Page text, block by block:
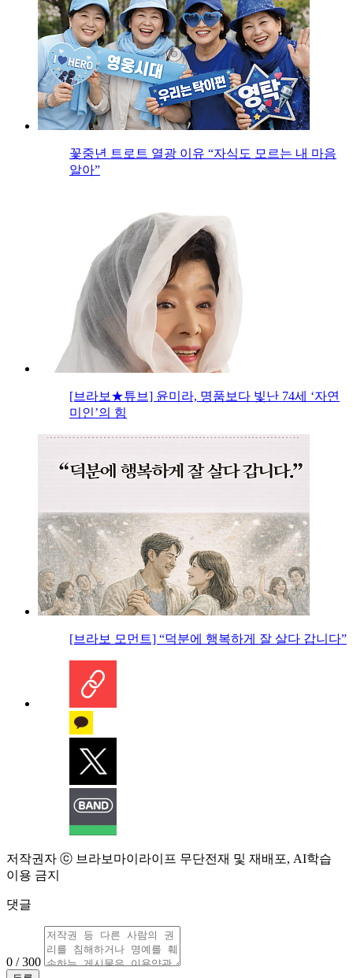
꽃중년 트로트 열광 이유 “자식도 모르는 내 마음
알아”
[브라보★튜브] 윤미라, 명품보다 빛난 74세 ‘자연
미인’의 힘
[브라보 모먼트] “덕분에 행복하게 잘 살다 갑니다”
저작권자 ⓒ 브라보마이라이프 무단전재 및 재배포, AI학습
이용 금지
댓글
0 / 300